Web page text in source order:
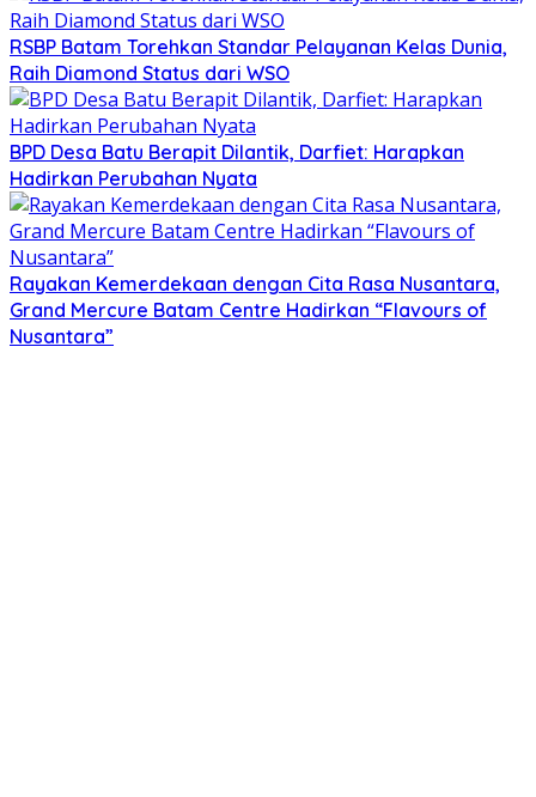
RSBP Batam Torehkan Standar Pelayanan Kelas Dunia,
Raih Diamond Status dari WSO
BPD Desa Batu Berapit Dilantik, Darfiet: Harapkan
Hadirkan Perubahan Nyata
Rayakan Kemerdekaan dengan Cita Rasa Nusantara,
Grand Mercure Batam Centre Hadirkan “Flavours of
Nusantara”